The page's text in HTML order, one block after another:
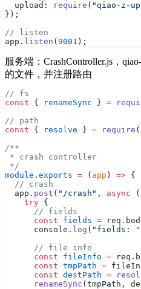
  upload:
require ( "qiao-z-
});
// listen
app. listen ( 9001 );
服务端：CrashController.js，
的文件，并注册路由
// fs
const { renameSync } =
// path
const { resolve } = require (
/**
* crash controller
*/
module . exports = ( app ) => {
  // crash
  app.
post ( "/crash" , async (
    try
{
      // fields
      const
fields =
      console.
log ( "fields: "
      // file info
      const
fileInfo =
      const
tmpPath =
      const
destPath =
      renameSync
(tmpPath,